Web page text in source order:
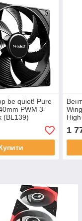
be quiet! Pure
PWM 3-
(BL139)
1